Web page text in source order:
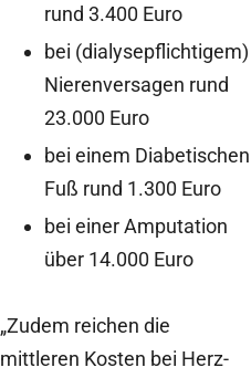
rund 3.400 Euro
bei (dialysepflichtigem)
Nierenversagen rund
23.000 Euro
bei einem Diabetischen
Fuß rund 1.300 Euro
bei einer Amputation
über 14.000 Euro
„Zudem reichen die
mittleren Kosten bei Herz-